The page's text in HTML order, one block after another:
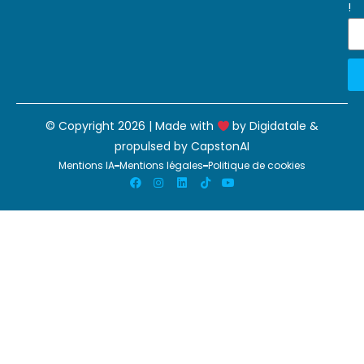
!
© Copyright 2026 | Made with byDigidatale &
propulsed by CapstonAI
Mentions IA Mentions légales Politique de cookies